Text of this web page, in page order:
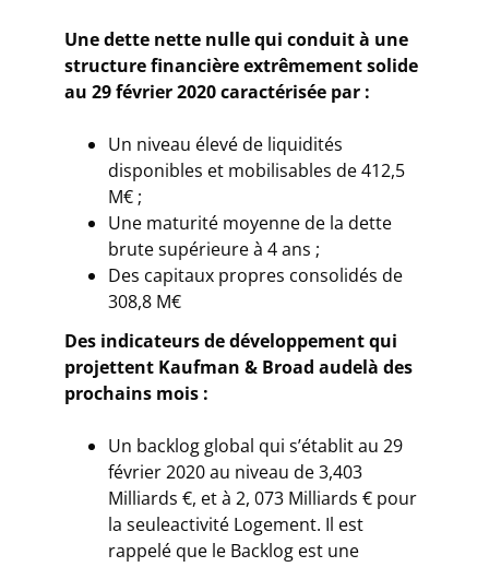
Une dette nette nulle qui conduit à une
structure financière extrêmement solide
au 29 février 2020 caractérisée par :
Un niveau élevé de liquidités
disponibles et mobilisables de 412,5
M€ ;
Une maturité moyenne de la dette
brute supérieure à 4 ans ;
Des capitaux propres consolidés de
308,8 M€
Des indicateurs de développement qui
projettent Kaufman & Broad audelà des
prochains mois :
Un backlog global qui s’établit au 29
février 2020 au niveau de 3,403
Milliards €, et à 2, 073 Milliards € pour
la seuleactivité Logement. Il est
rappelé que le Backlog est une